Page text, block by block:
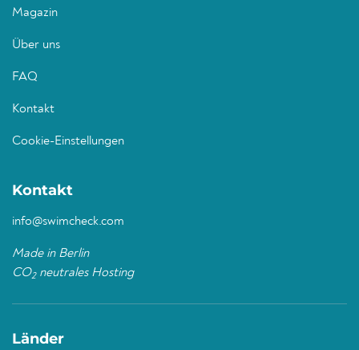
Magazin
Über uns
FAQ
Kontakt
Cookie-Einstellungen
Kontakt
info@swimcheck.com
Made in Berlin
CO2neutrales Hosting
Länder